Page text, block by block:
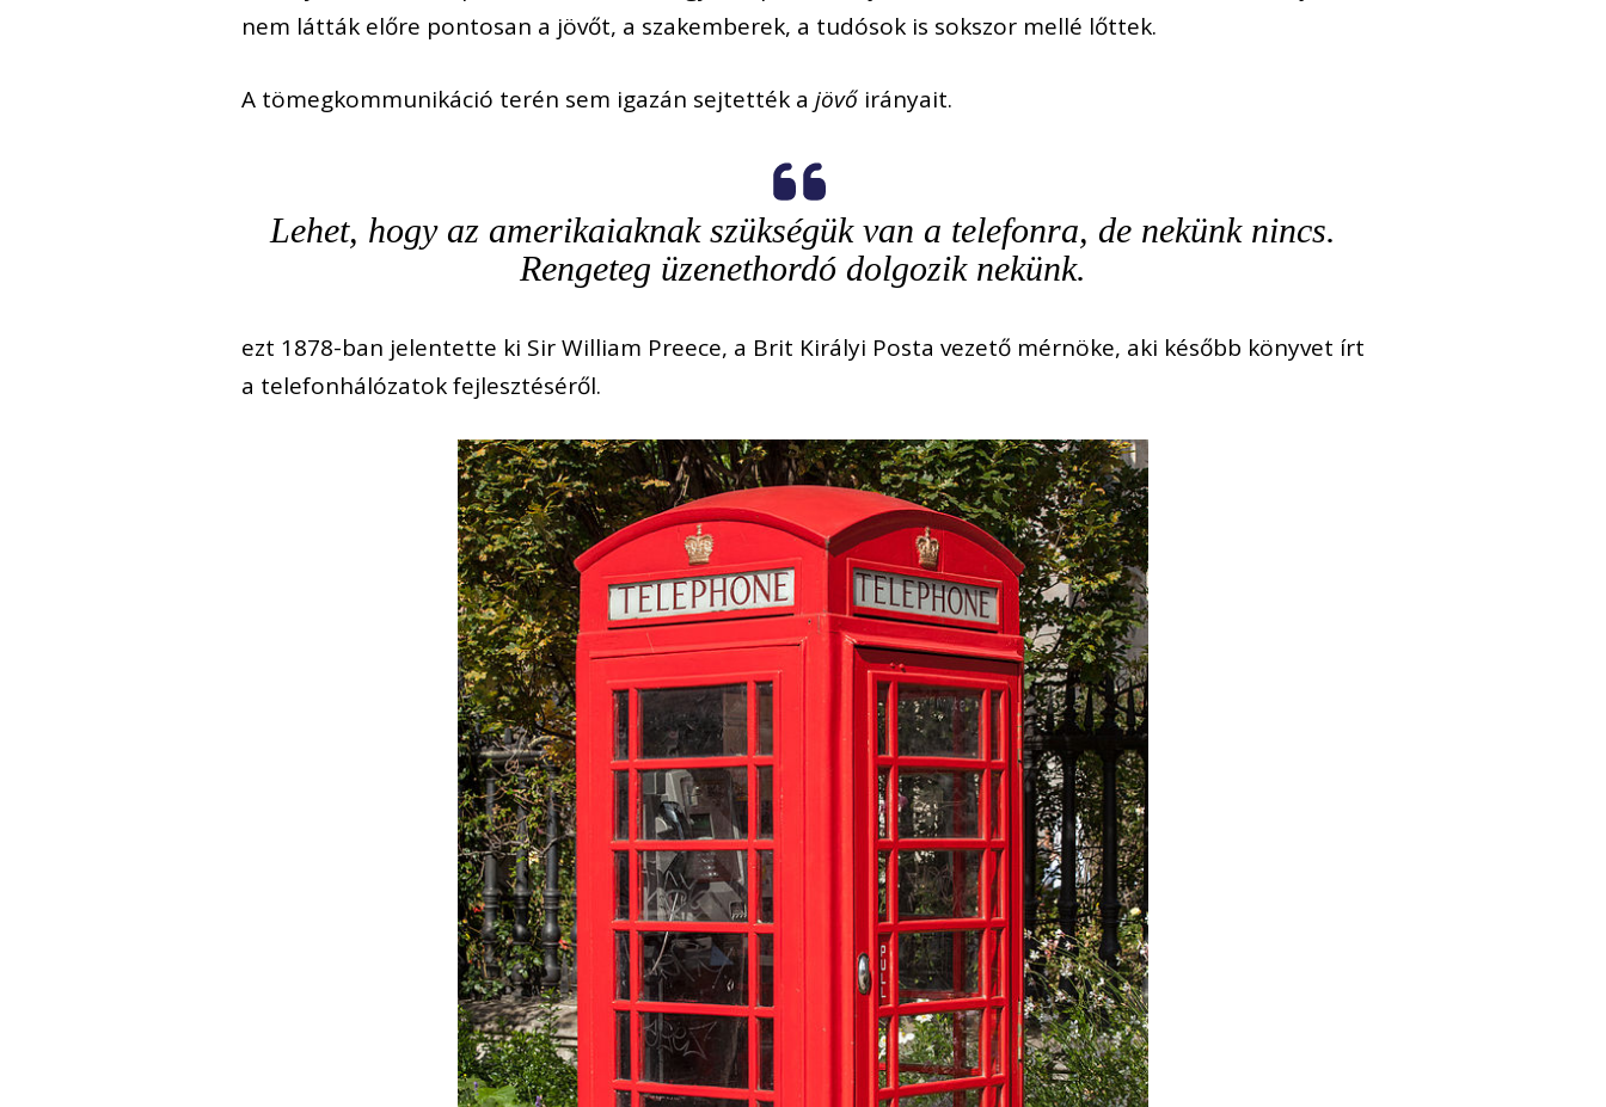
nem látták előre pontosan a jövőt, a szakemberek, a tudósok is sokszor mellé lőttek.
A tömegkommunikáció terén sem igazán sejtették a jövőirányait.
Lehet, hogy az amerikaiaknak szükségük van a telefonra, de nekünk nincs.
Rengeteg üzenethordó dolgozik nekünk.
ezt 1878-ban jelentette ki Sir William Preece, a Brit Királyi Posta vezető mérnöke, aki később könyvet írt
a telefonhálózatok fejlesztéséről.